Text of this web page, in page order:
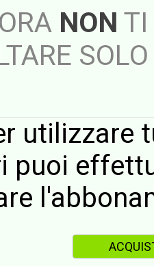
NON TI
utilizzare
puoi